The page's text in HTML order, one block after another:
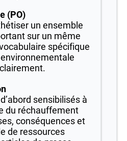
(PO)
un ensemble
sur un même
spécifique
sensibilisés à
du réchauffement
conséquences et
de ressources